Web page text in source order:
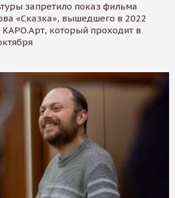
запретило показ фильма
«Сказка», вышедшего в 2022
КАРО.Арт, который проходит в